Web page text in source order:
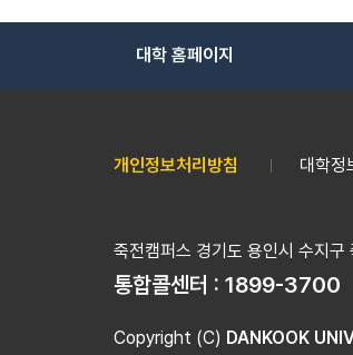
대학 홈페이지
개인정보처리방침 대학정
죽전캠퍼스 경기도 용인시 수지
통합콜센터 : 1899-3700
Copyright (C) DANKOOK